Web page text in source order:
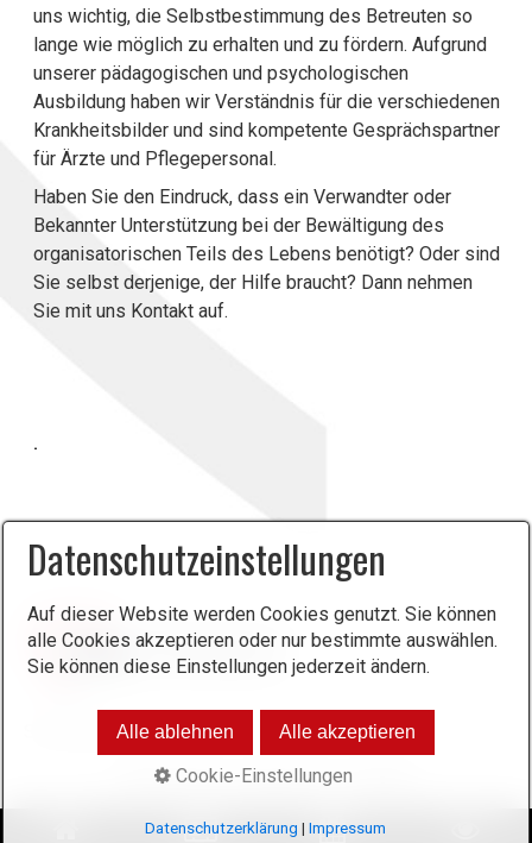
uns wichtig, die Selbstbestimmung des Betreuten so
lange wie möglich zu erhalten und zu fördern. Aufgrund
unserer pädagogischen und psychologischen
Ausbildung haben wir Verständnis für die verschiedenen
Krankheitsbilder und sind kompetente Gesprächspartner
für Ärzte und Pflegepersonal.
Haben Sie den Eindruck, dass ein Verwandter oder
Bekannter Unterstützung bei der Bewältigung des
organisatorischen Teils des Lebens benötigt? Oder sind
Sie selbst derjenige, der Hilfe braucht? Dann nehmen
Sie mit uns Kontakt auf.
.
Datenschutz Impressum
Kontakt
© 2024 AWO BV Neuwied
Datenschutzeinstellungen
Auf dieser Website werden Cookies genutzt. Sie können
alle Cookies akzeptieren oder nur bestimmte auswählen.
Sie können diese Einstellungen jederzeit ändern.
Alle ablehnen Alle akzeptieren
Cookie-Einstellungen
Datenschutzerklärung |Impressum